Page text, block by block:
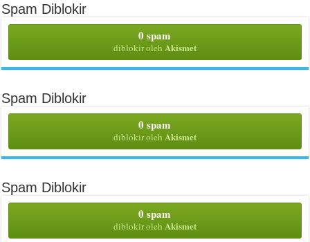
Spam Diblokir
0 spam
diblokir oleh Akismet
Spam Diblokir
0 spam
diblokir oleh Akismet
Spam Diblokir
0 spam
diblokir oleh Akismet